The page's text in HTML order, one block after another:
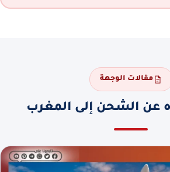
مقالات الوجهة
عن الشحن إلى المغرب